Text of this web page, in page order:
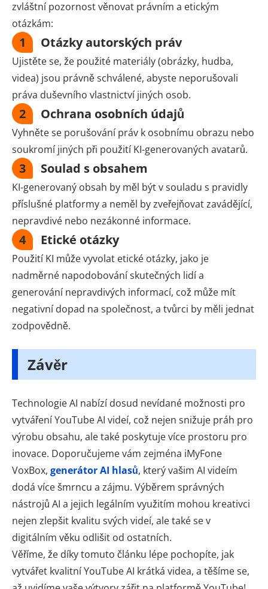
zvláštní pozornost věnovat právním a etickým
otázkám:
1 Otázky autorských práv
Ujistěte se, že použité materiály (obrázky, hudba,
videa) jsou právně schválené, abyste neporušovali
práva duševního vlastnictví jiných osob.
2 Ochrana osobních údajů
Vyhněte se porušování práv k osobnímu obrazu nebo
soukromí jiných při použití KI-generovaných avatarů.
3 Soulad s obsahem
KI-generovaný obsah by měl být v souladu s pravidly
příslušné platformy a neměl by zveřejňovat zavádějící,
nepravdivé nebo nezákonné informace.
4 Etické otázky
Použití KI může vyvolat etické otázky, jako je
nadměrné napodobování skutečných lidí a
generování nepravdivých informací, což může mít
negativní dopad na společnost, a tvůrci by měli jednat
zodpovědně.
Závěr
Technologie AI nabízí dosud nevídané možnosti pro
vytváření YouTube AI videí, což nejen snižuje práh pro
výrobu obsahu, ale také poskytuje více prostoru pro
inovace. Doporučujeme vám zejména iMyFone
VoxBox, generátor AI hlasů, který vašim AI videím
dodá více šmrncu a zájmu. Výběrem správných
nástrojů AI a jejich legálním využitím mohou kreativci
nejen zlepšit kvalitu svých videí, ale také se v
digitálním věku odlišit od ostatních.
Věříme, že díky tomuto článku lépe pochopíte, jak
vytvářet kvalitní YouTube AI krátká videa, a těšíme se,